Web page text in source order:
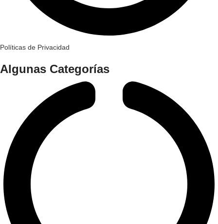
Políticas de Privacidad
Algunas Categorías